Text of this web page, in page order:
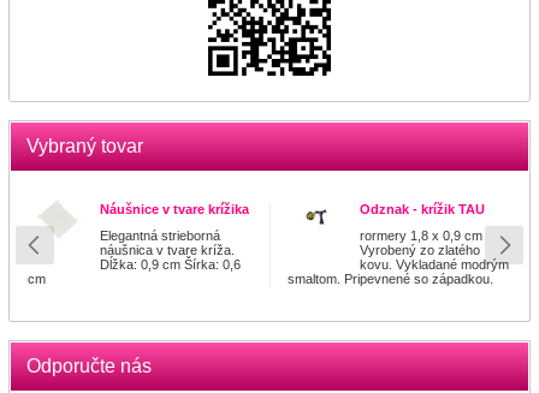
Vybraný tovar
Náušnice v tvare krížika
Elegantná strieborná
náušnica v tvare kríža.
Dĺžka: 0,9 cm Šírka: 0,6
cm
Odznak - krížik TAU
rormery 1,8 x 0,9 cm
Vyrobený zo zlatého
kovu. Vykladané modrým
smaltom. Pripevnené so západkou.
Odporučte nás